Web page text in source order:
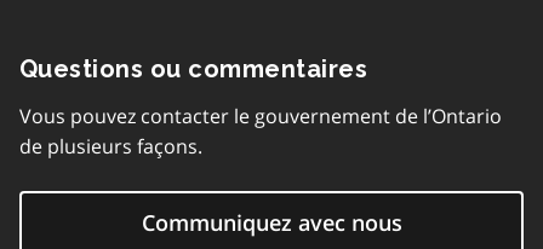
Questions ou commentaires
Vous pouvez contacter le gouvernement de l’Ontario
de plusieurs façons.
Communiquez avec nous